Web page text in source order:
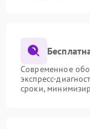
Современное
экспресс-
сроки,